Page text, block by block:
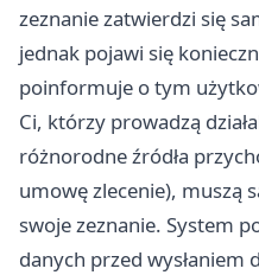
zeznanie zatwierdzi się
jednak pojawi się
poinformuje o tym
Ci, którzy prowadzą
różnorodne źródła
umowę zlecenie), muszą
swoje zeznanie. System
danych przed wysłaniem